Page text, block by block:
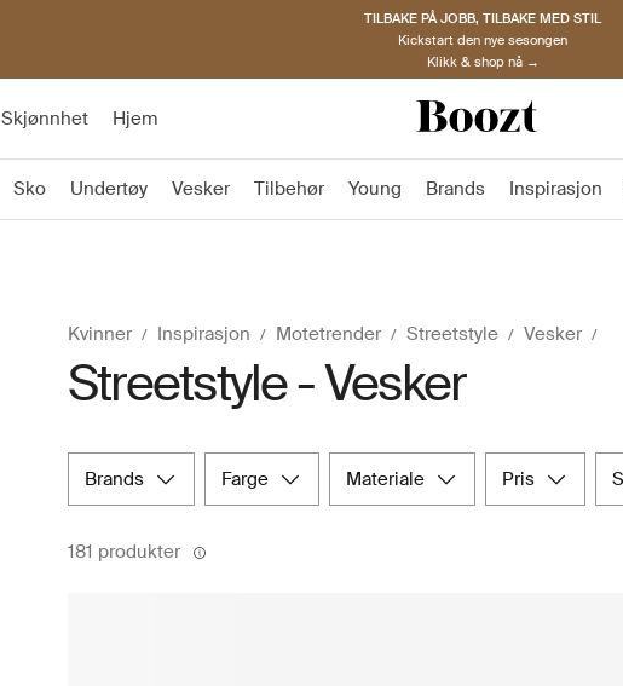
TILBAKE PÅ JOBB, TILBAKE MED STIL
Kickstart den nye sesongen
Klikk & shop nå →
Skjønnhet Hjem
Sko Undertøy Vesker Tilbehør Young Brands Inspirasjon
Kvinner Inspirasjon Motetrender Streetstyle Vesker
Streetstyle - Vesker
brands farge materiale pris
181 produkter